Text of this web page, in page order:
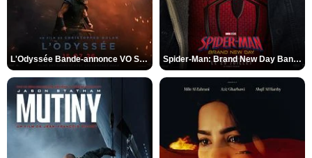
L'Odyssée Bande-annonce VO STFR Spider-Man: Brand New Day Bande-annonce VO STFR